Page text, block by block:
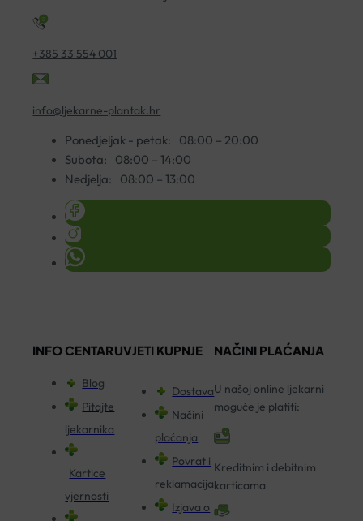
+385 33 554 001
info@ljekarne-plantak.hr
Ponedjeljak - petak:
08:00 – 20:00
Subota:
08:00 – 14:00
Nedjelja:
08:00 – 13:00
INFO CENTAR
Blog
Pitajte
ljekarnika
Kartice
vjernosti
UVJETI KUPNJE
Dostava
Načini
plaćanja
Povrat i
reklamacija
Izjava o
NAČINI PLAĆANJA
U našoj online ljekarni
moguće je platiti:
Kreditnim i debitnim
karticama